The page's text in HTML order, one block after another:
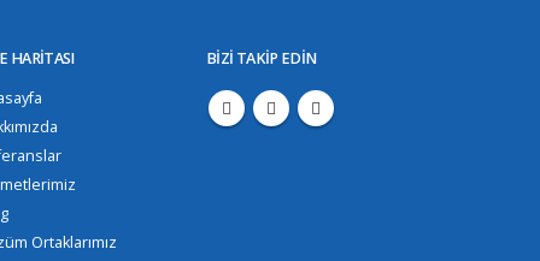
HARITASI
Ortaklarımız
BIZI TAKIP EDIN